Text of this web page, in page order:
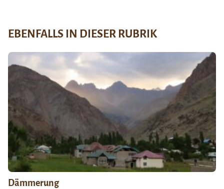
EBENFALLS IN DIESER RUBRIK
Dämmerung